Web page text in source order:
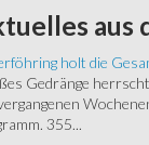
aus
holt die
Gedränge
355...